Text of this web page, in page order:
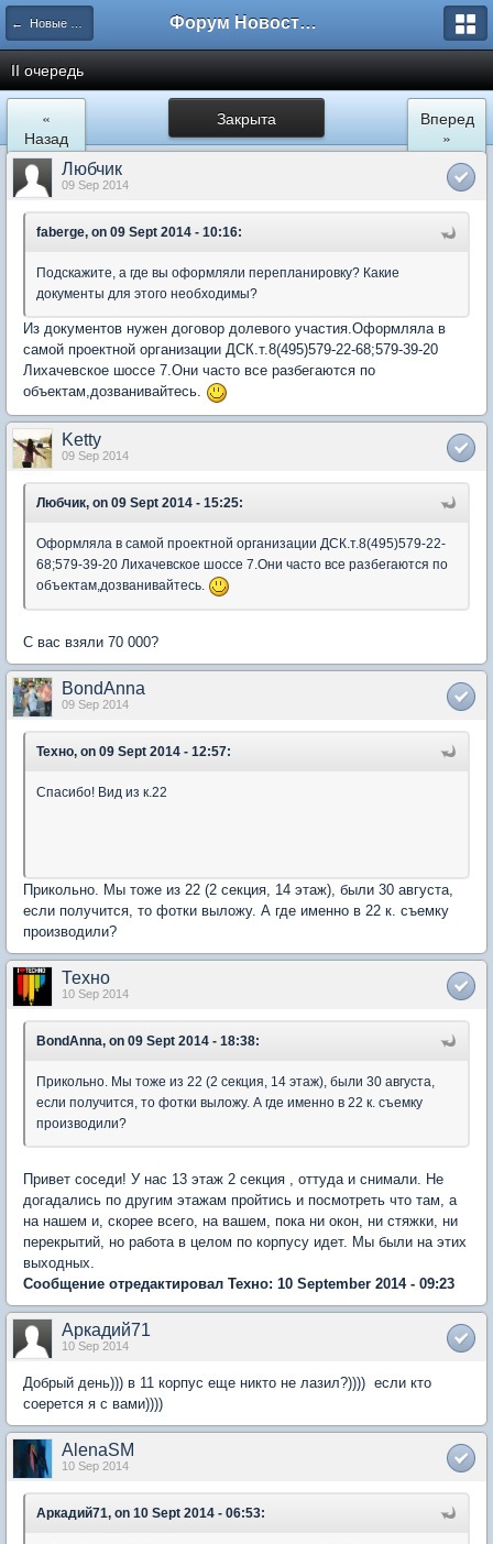
← Новые Водники Форум Новостройки
II очередь
Закрыта
«
Назад
Вперед
»
Любчик
09 Sep 2014
faberge, on 09 Sept 2014 - 10:16:
Подскажите, а где вы оформляли перепланировку? Какие
документы для этого необходимы?
Из документов нужен договор долевого участия.Оформляла в
самой проектной организации ДСК.т.8(495)579-22-68;579-39-20
Лихачевское шоссе 7.Они часто все разбегаются по
объектам,дозванивайтесь.
Ketty
09 Sep 2014
Любчик, on 09 Sept 2014 - 15:25:
Оформляла в самой проектной организации ДСК.т.8(495)579-22-
68;579-39-20 Лихачевское шоссе 7.Они часто все разбегаются по
объектам,дозванивайтесь.
С вас взяли 70 000?
BondAnna
09 Sep 2014
Техно, on 09 Sept 2014 - 12:57:
Спасибо! Вид из к.22
Прикольно. Мы тоже из 22 (2 секция, 14 этаж), были 30 августа,
если получится, то фотки выложу. А где именно в 22 к. съемку
производили?
Техно
10 Sep 2014
BondAnna, on 09 Sept 2014 - 18:38:
Прикольно. Мы тоже из 22 (2 секция, 14 этаж), были 30 августа,
если получится, то фотки выложу. А где именно в 22 к. съемку
производили?
Привет соседи! У нас 13 этаж 2 секция , оттуда и снимали. Не
догадались по другим этажам пройтись и посмотреть что там, а
на нашем и, скорее всего, на вашем, пока ни окон, ни стяжки, ни
перекрытий, но работа в целом по корпусу идет. Мы были на этих
выходных.
Сообщение отредактировал Техно: 10 September 2014 - 09:23
Аркадий71
10 Sep 2014
Добрый день))) в 11 корпус еще никто не лазил?)))) если кто
соерется я с вами))))
AlenaSM
10 Sep 2014
Аркадий71, on 10 Sept 2014 - 06:53: